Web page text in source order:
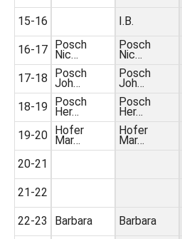
15-16
16-17
17-18
18-19
19-20
20-21
21-22
22-23
Posch
Nic…
Posch
Joh…
Posch
Her…
Hofer
Mar…
Barbara
I.B.
Posch
Nic…
Posch
Joh…
Posch
Her…
Hofer
Mar…
Barbara